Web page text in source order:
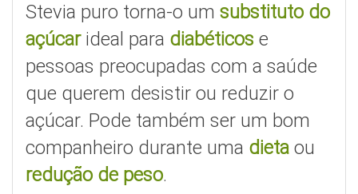
Stevia puro torna-o um substituto do
açúcarideal para diabéticos e
pessoas preocupadas com a saúde
que querem desistir ou reduzir o
açúcar. Pode também ser um bom
companheiro durante uma dieta ou
redução de peso.